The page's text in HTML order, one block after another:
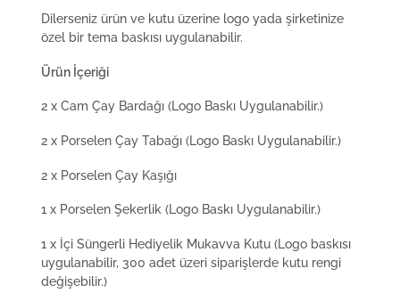
Dilerseniz ürün ve kutu üzerine logo yada şirketinize
özel bir tema baskısı uygulanabilir.
Ürün İçeriği
2 x Cam Çay Bardağı (Logo Baskı Uygulanabilir.)
2 x Porselen Çay Tabağı (Logo Baskı Uygulanabilir.)
2 x Porselen Çay Kaşığı
1 x Porselen Şekerlik (Logo Baskı Uygulanabilir.)
1 x İçi Süngerli Hediyelik Mukavva Kutu (Logo baskısı
uygulanabilir, 300 adet üzeri siparişlerde kutu rengi
değişebilir.)